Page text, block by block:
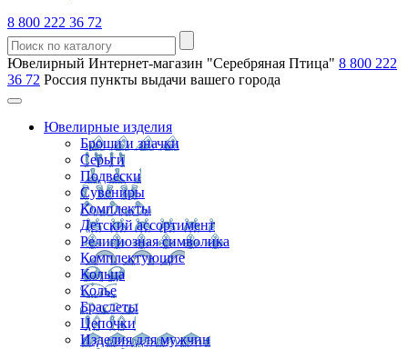
8 800 222 36 72
Ювелирный Интернет-магазин "Серебряная Птица" 8 800 222
36 72 Россия пункты выдачи вашего города
Ювелирные изделия
Броши и значки
Серьги
Подвески
Сувениры
Комплекты
Детский ассортимент
Религиозная символика
Комплектующие
Кольца
Колье
Браслеты
Цепочки
Изделия для мужчин